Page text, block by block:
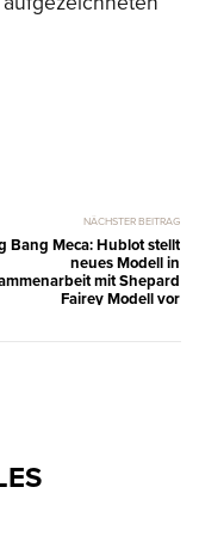
NÄCHSTER BEITRAG
Bang Meca: Hublot stellt
neues Modell in
mit Shepard
Fairey Modell vor